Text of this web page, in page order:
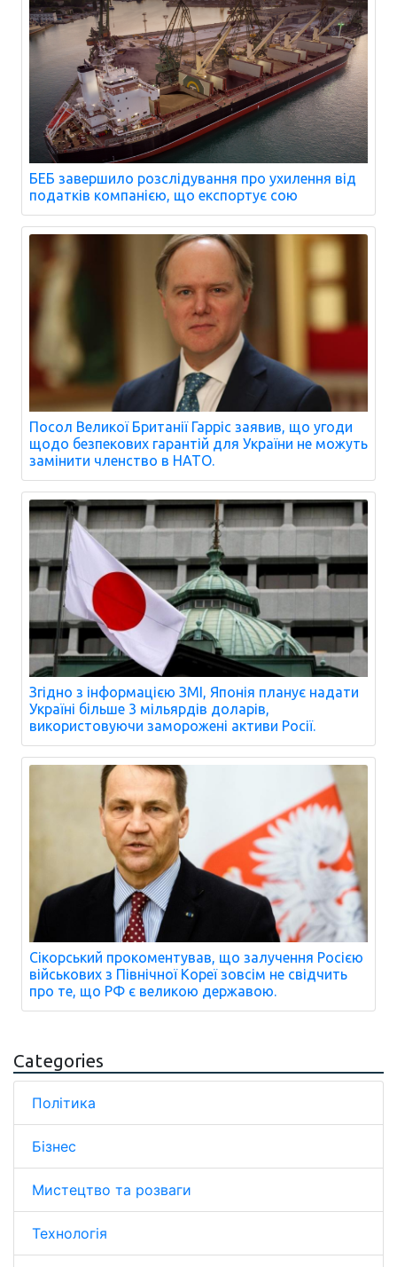
БЕБ завершило розслідування про ухилення від
податків компанією, що експортує сою
Посол Великої Британії Гарріс заявив, що угоди
щодо безпекових гарантій для України не можуть
замінити членство в НАТО.
Згідно з інформацією ЗМІ, Японія планує надати
Україні більше 3 мільярдів доларів,
використовуючи заморожені активи Росії.
Сікорський прокоментував, що залучення Росією
військових з Північної Кореї зовсім не свідчить
про те, що РФ є великою державою.
Categories
Політика
Бізнес
Мистецтво та розваги
Технологія